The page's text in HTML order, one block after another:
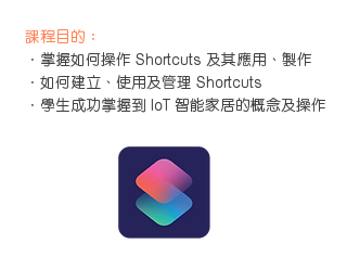
課程目的：
．掌握如何操作 Shortcuts 及其應用、製作
．如何建立、使用及管理 Shortcuts
．學生成功掌握到 loT 智能家居的概念及操作